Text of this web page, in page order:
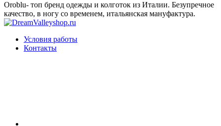
Oroblu- топ бренд одежды и колготок из Италии. Безупречное
качество, в ногу со временем, итальянская мануфактура.
Условия работы
Контакты